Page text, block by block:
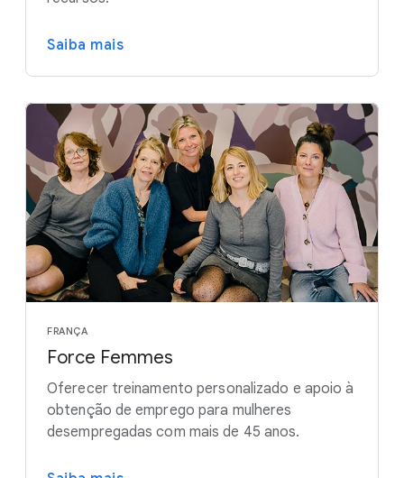
Saiba mais
FRANÇA
Force Femmes
Oferecer treinamento personalizado e apoio à
obtenção de emprego para mulheres
desempregadas com mais de 45 anos.